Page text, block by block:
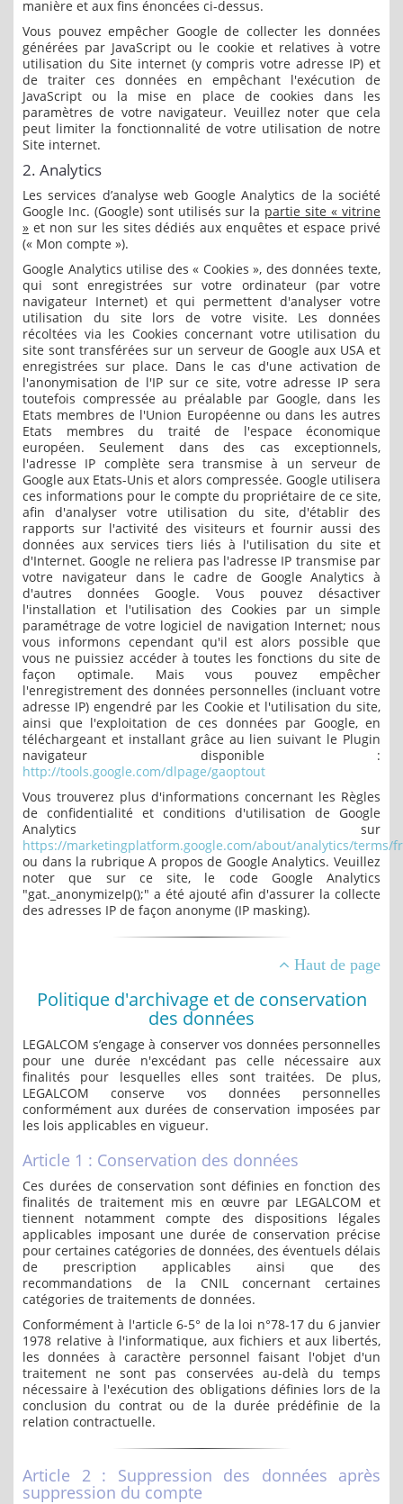
manière et aux fins énoncées ci-dessus.
Vous pouvez empêcher Google de collecter les données
générées par JavaScript ou le cookie et relatives à votre
utilisation du Site internet (y compris votre adresse IP) et
de traiter ces données en empêchant l'exécution de
JavaScript ou la mise en place de cookies dans les
paramètres de votre navigateur. Veuillez noter que cela
peut limiter la fonctionnalité de votre utilisation de notre
Site internet.
2. Analytics
Les services d’analyse web Google Analytics de la société
Google Inc. (Google) sont utilisés sur la partie site « vitrine
» et non sur les sites dédiés aux enquêtes et espace privé
(« Mon compte »).
Google Analytics utilise des « Cookies », des données texte,
qui sont enregistrées sur votre ordinateur (par votre
navigateur Internet) et qui permettent d'analyser votre
utilisation du site lors de votre visite. Les données
récoltées via les Cookies concernant votre utilisation du
site sont transférées sur un serveur de Google aux USA et
enregistrées sur place. Dans le cas d'une activation de
l'anonymisation de l'IP sur ce site, votre adresse IP sera
toutefois compressée au préalable par Google, dans les
Etats membres de l'Union Européenne ou dans les autres
Etats membres du traité de l'espace économique
européen. Seulement dans des cas exceptionnels,
l'adresse IP complète sera transmise à un serveur de
Google aux Etats-Unis et alors compressée. Google utilisera
ces informations pour le compte du propriétaire de ce site,
afin d'analyser votre utilisation du site, d'établir des
rapports sur l'activité des visiteurs et fournir aussi des
données aux services tiers liés à l'utilisation du site et
d'Internet. Google ne reliera pas l'adresse IP transmise par
votre navigateur dans le cadre de Google Analytics à
d'autres données Google. Vous pouvez désactiver
l'installation et l'utilisation des Cookies par un simple
paramétrage de votre logiciel de navigation Internet; nous
vous informons cependant qu'il est alors possible que
vous ne puissiez accéder à toutes les fonctions du site de
façon optimale. Mais vous pouvez empêcher
l'enregistrement des données personnelles (incluant votre
adresse IP) engendré par les Cookie et l'utilisation du site,
ainsi que l'exploitation de ces données par Google, en
téléchargeant et installant grâce au lien suivant le Plugin
navigateur disponible :
http://tools.google.com/dlpage/gaoptout
Vous trouverez plus d'informations concernant les Règles
de confidentialité et conditions d'utilisation de Google
Analytics sur
https://marketingplatform.google.com/about/analytics/terms/
ou dans la rubrique A propos de Google Analytics. Veuillez
noter que sur ce site, le code Google Analytics
"gat._anonymizeIp();" a été ajouté afin d'assurer la collecte
des adresses IP de façon anonyme (IP masking).
Haut de page
Politique d'archivage et de conservation
des données
LEGALCOM s’engage à conserver vos données personnelles
pour une durée n'excédant pas celle nécessaire aux
finalités pour lesquelles elles sont traitées. De plus,
LEGALCOM conserve vos données personnelles
conformément aux durées de conservation imposées par
les lois applicables en vigueur.
Article 1 : Conservation des données
Ces durées de conservation sont définies en fonction des
finalités de traitement mis en œuvre par LEGALCOM et
tiennent notamment compte des dispositions légales
applicables imposant une durée de conservation précise
pour certaines catégories de données, des éventuels délais
de prescription applicables ainsi que des
recommandations de la CNIL concernant certaines
catégories de traitements de données.
Conformément à l'article 6-5° de la loi n°78-17 du 6 janvier
1978 relative à l'informatique, aux fichiers et aux libertés,
les données à caractère personnel faisant l'objet d'un
traitement ne sont pas conservées au-delà du temps
nécessaire à l'exécution des obligations définies lors de la
conclusion du contrat ou de la durée prédéfinie de la
relation contractuelle.
Article 2 : Suppression des données après
suppression du compte